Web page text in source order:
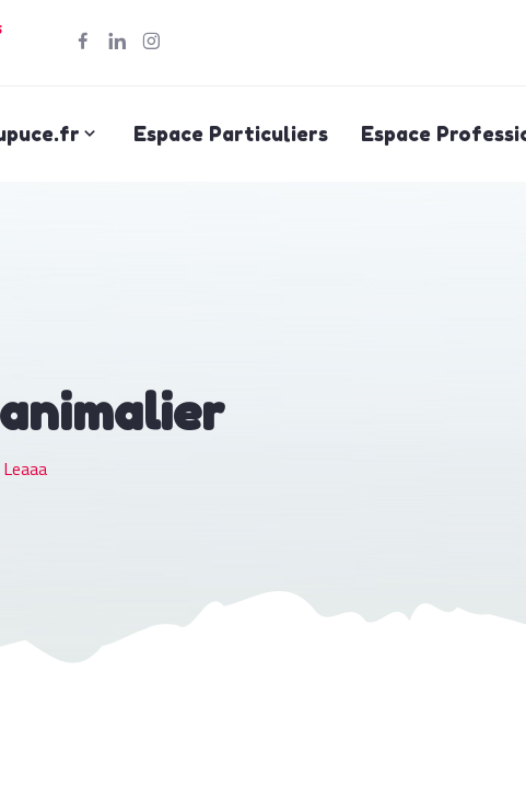
Espace Particuliers Espace
Leaaa